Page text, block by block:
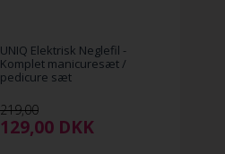
UNIQ Elektrisk Neglefil -
Komplet manicuresæt /
219,00
129,00 DKK